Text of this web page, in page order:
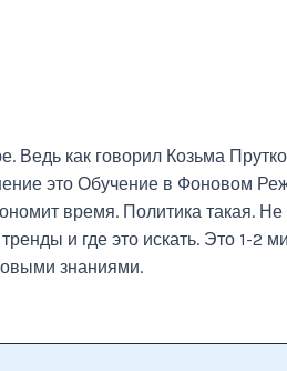
Ведь как говорил Козьма
это Обучение в Фоновом
время. Политика такая.
и где это искать. Это 1-2
знаниями.